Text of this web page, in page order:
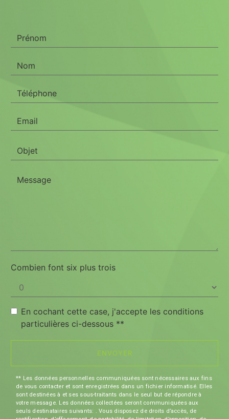
Combien font six plus trois
En cochant cette case, j'accepte les conditions
particulières ci-dessous **
ENVOYER
** Les données personnelles communiquées sont nécessaires aux fins
de vous contacter et sont enregistrées dans un fichier informatisé. Elles
sont destinées à et ses sous-traitants dans le seul but de répondre à
votre message. Les données collectées seront communiquées aux
seuls destinataires suivants: . Vous disposez de droits d’accès, de